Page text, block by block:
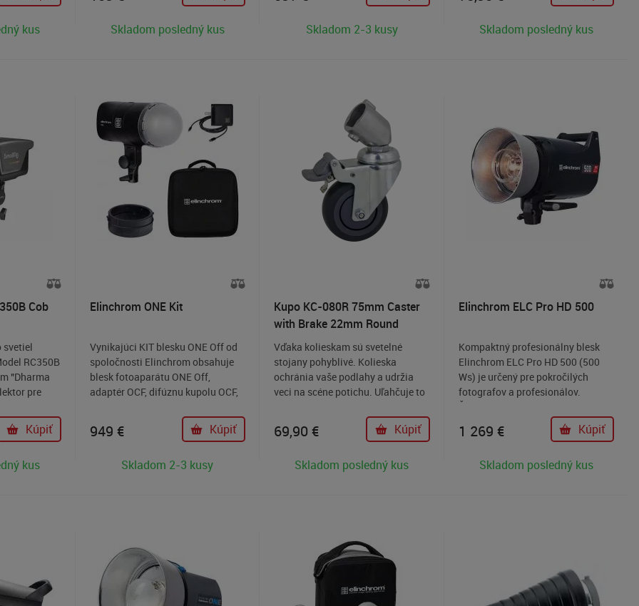
kus Skladom posledný kus
vyšší svetelný výkon a presné
pri rôznych teplotách a úrovniach
intenzity svetla.
Skladom 2-3 kusy Skladom posledný kus
Cob
svetiel
RC350B
"Dharma
pre
toho saKúpiť
kus
Elinchrom ONE Kit
Vynikajúci KIT blesku ONE Off od
spoločnosti Elinchrom obsahuje
blesk fotoaparátu ONE Off,
adaptér OCF, difúznu kupolu OCF,
Typ-C a puzdro Elinchrom One.
949 € Kúpiť
Skladom 2-3 kusy
Kupo KC-080R 75mm Caster
with Brake 22mm Round
Adapter Set of Three
Vďaka kolieskam sú svetelné
stojany pohyblivé. Kolieska
ochránia vaše podlahy a udržia
veci na scéne potichu. Uľahčuje to
sada troch koliesok 3-5/32" (75
mm) navrhnutých tak, aby sa
mm).
69,90 € Kúpiť
Skladom posledný kus
Elinchrom ELC Pro HD 500
Kompaktný profesionálny blesk
Elinchrom ELC Pro HD 500 (500
Ws) je určený pre pokročilých
fotografov a profesionálov.
Švajčiarska konštrukcia s vysokou
stalibitou, spoľahlivosťou,
dimenzovaná na intenzívne
1 269 € Kúpiť
Skladom posledný kus